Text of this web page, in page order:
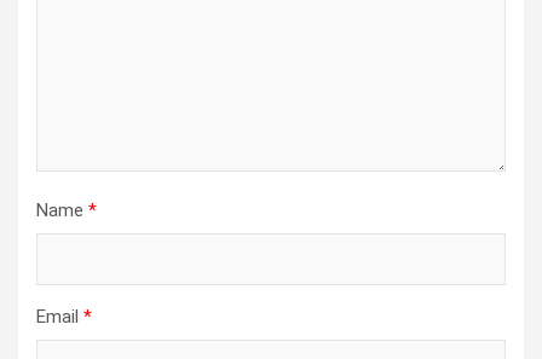
Name *
Email *